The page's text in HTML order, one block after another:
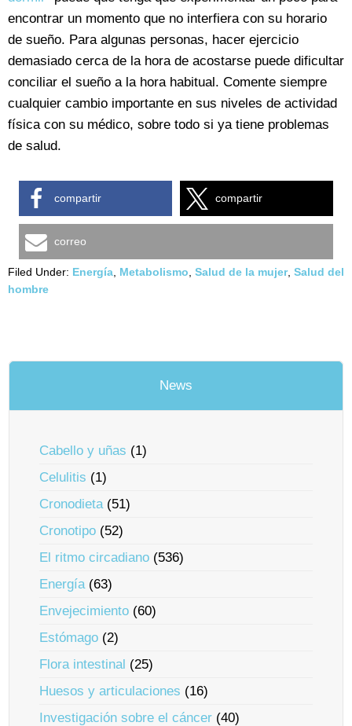
encontrar un momento que no interfiera con su horario
de sueño. Para algunas personas, hacer ejercicio
demasiado cerca de la hora de acostarse puede dificultar
conciliar el sueño a la hora habitual. Comente siempre
cualquier cambio importante en sus niveles de actividad
física con su médico, sobre todo si ya tiene problemas
de salud.
compartir compartir
correo
Filed Under: Energía Metabolismo Salud de la mujer, Salud del
hombre
News
Cabello y uñas (1)
Celulitis (1)
Cronodieta(51)
Cronotipo (52)
El ritmo circadiano (536)
Energía(63)
Envejecimiento (60)
Estómago (2)
Flora intestinal (25)
Huesos y articulaciones (16)
Investigación sobre el cáncer (40)